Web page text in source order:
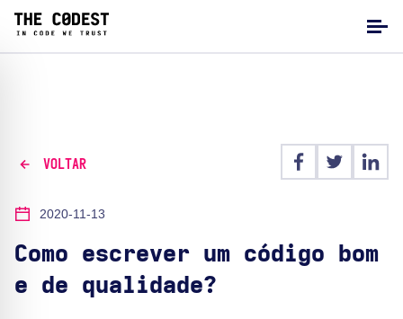
VOLTAR
2020-11-13
Como escrever um código bom
e de qualidade?